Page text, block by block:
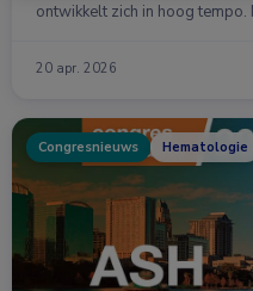
ontwikkelt zich in hoog
20 apr. 2026
Congresnieuws Hematologie